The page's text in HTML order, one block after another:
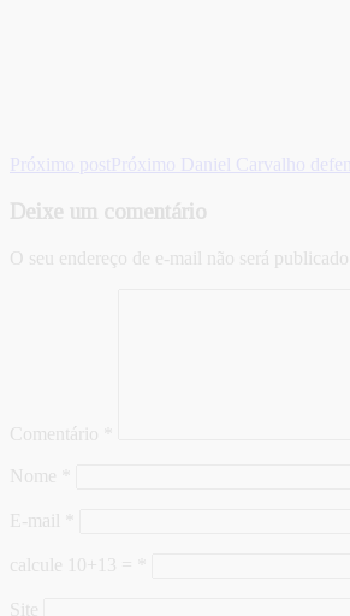
Próximo post Próximo Daniel Carvalho
Deixe um comentário
O seu endereço de e-mail não será publicado.
Comentário
Nome
E-mail
calcule 10+13 =
Site